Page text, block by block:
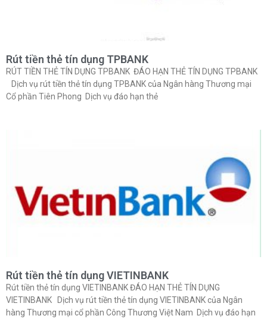
Rút tiền thẻ tín dụng TPBANK
RÚT TIỀN THẺ TÍN DỤNG TPBANK ĐÁO HẠN THẺ TÍN DỤNG TPBANK
Dịch vụ rút tiền thẻ tín dụng TPBANK của Ngân hàng Thương mại
Cổ phần Tiên Phong Dịch vụ đáo hạn thẻ
Rút tiền thẻ tín dụng VIETINBANK
Rút tiền thẻ tín dụng VIETINBANK ĐÁO HẠN THẺ TÍN DỤNG
VIETINBANK Dịch vụ rút tiền thẻ tín dụng VIETINBANK của Ngân
hàng Thương mại cổ phần Công Thương Việt Nam Dịch vụ đáo hạn